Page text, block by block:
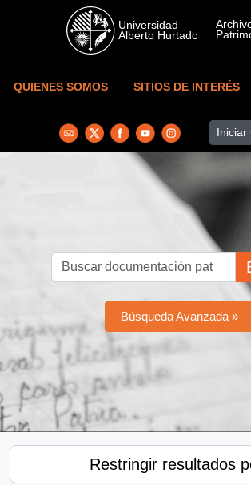
Skip to main content
QUIENES SOMOS SITIOS DE INTERÉS
Iniciar
Búsqueda Avanzada »
Restringir resultados